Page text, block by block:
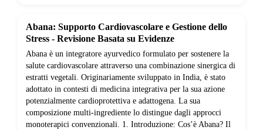
Abana: Supporto Cardiovascolare e Gestione dello
Stress - Revisione Basata su Evidenze
Abana è un integratore ayurvedico formulato per sostenere la
salute cardiovascolare attraverso una combinazione sinergica di
estratti vegetali. Originariamente sviluppato in India, è stato
adottato in contesti di medicina integrativa per la sua azione
potenzialmente cardioprotettiva e adattogena. La sua
composizione multi-ingrediente lo distingue dagli approcci
monoterapici convenzionali. 1. Introduzione: Cos’è Abana? Il